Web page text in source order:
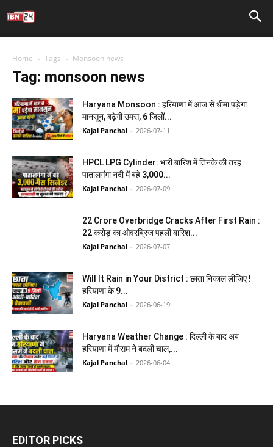
Home Tags Monsoon news
Tag: monsoon news
Haryana Monsoon : हरियाणा में आज से धीमा पड़ेगा
मानसून, बढ़ेगी उमस, 6 जिलों...
Kajal Panchal - 2026-07-11
HPCL LPG Cylinder: भारी बारिश में तिनके की तरह
पातालगंगा नदी में बहे 3,000...
Kajal Panchal - 2026-07-09
22 Crore Overbridge Cracks After First Rain :
22 करोड़ का ओवरब्रिज पहली बारिश...
Kajal Panchal - 2026-07-07
Will It Rain in Your District : छाता निकाल लीजिए !
हरियाणा के 9...
Kajal Panchal - 2026-06-19
Haryana Weather Change : दिल्ली के बाद अब
हरियाणा में मौसम ने बदली चाल,...
Kajal Panchal - 2026-06-04
EDITOR PICKS